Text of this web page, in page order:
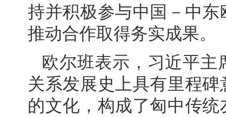
持并积极参与中国－中
推动合作取得务实成果。
欧尔班表示，习近平
关系发展史上具有里程
的文化，构成了匈中传